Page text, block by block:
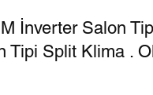
Hava Perdesi
İnverter Salon
Split Klima .